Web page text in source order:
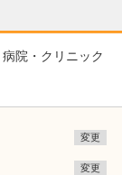
病院・クリニック
変更
変更